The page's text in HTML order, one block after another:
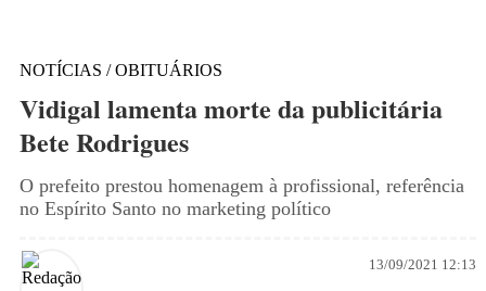
NOTÍCIAS / OBITUÁRIOS
Vidigal lamenta morte da publicitária
Bete Rodrigues
O prefeito prestou homenagem à profissional, referência
no Espírito Santo no marketing político
13/09/2021 12:13